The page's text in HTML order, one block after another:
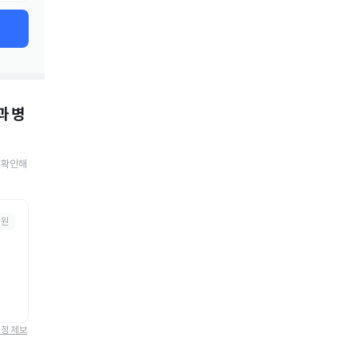
병
인해
제보